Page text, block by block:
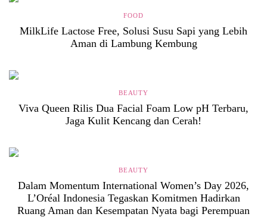
FOOD
MilkLife Lactose Free, Solusi Susu Sapi yang Lebih
Aman di Lambung Kembung
BEAUTY
Viva Queen Rilis Dua Facial Foam Low pH Terbaru,
Jaga Kulit Kencang dan Cerah!
BEAUTY
Dalam Momentum International Women’s Day 2026,
L’Oréal Indonesia Tegaskan Komitmen Hadirkan
Ruang Aman dan Kesempatan Nyata bagi Perempuan